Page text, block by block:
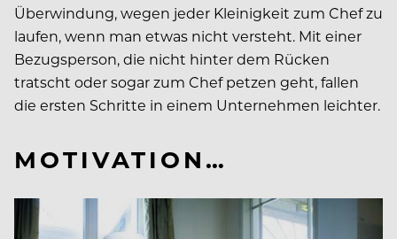
Überwindung, wegen jeder Kleinigkeit zum Chef zu
laufen, wenn man etwas nicht versteht. Mit einer
Bezugsperson, die nicht hinter dem Rücken
tratscht oder sogar zum Chef petzen geht, fallen
die ersten Schritte in einem Unternehmen leichter.
MOTIVATION…